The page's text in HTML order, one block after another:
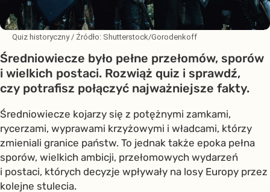
Quiz historyczny/ Źródło: Shutterstock/Gorodenkoff
Średniowiecze było pełne przełomów, sporów
i wielkich postaci. Rozwiąż quiz i sprawdź,
czy potrafisz połączyć najważniejsze fakty.
Średniowiecze kojarzy się z potężnymi zamkami,
rycerzami, wyprawami krzyżowymi i władcami, którzy
zmieniali granice państw. To jednak także epoka pełna
sporów, wielkich ambicji, przełomowych wydarzeń
i postaci, których decyzje wpływały na losy Europy przez
kolejne stulecia.